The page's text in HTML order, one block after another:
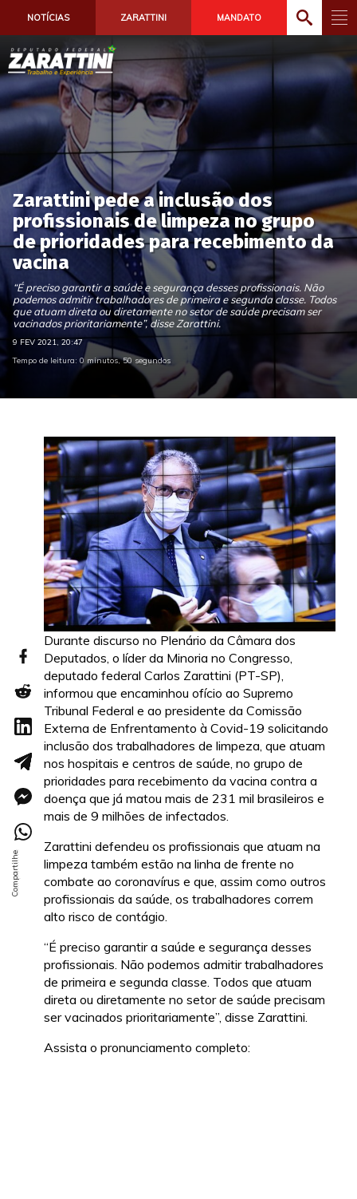
NOTÍCIAS ZARATTINI MANDATO
Zarattini pede a inclusão dos
profissionais de limpeza no grupo
de prioridades para recebimento da
vacina
“É preciso garantir a saúde e segurança desses profissionais. Não
podemos admitir trabalhadores de primeira e segunda classe. Todos
que atuam direta ou diretamente no setor de saúde precisam ser
vacinados prioritariamente”, disse Zarattini.
9 FEV 2021, 20:47
Tempo de leitura: 0 minutos, 50 segundos
Durante discurso no Plenário da Câmara dos
Deputados, o líder da Minoria no Congresso,
deputado federal Carlos Zarattini (PT-SP),
informou que encaminhou ofício ao Supremo
Tribunal Federal e ao presidente da Comissão
Externa de Enfrentamento à Covid-19 solicitando
inclusão dos trabalhadores de limpeza, que atuam
nos hospitais e centros de saúde, no grupo de
prioridades para recebimento da vacina contra a
doença que já matou mais de 231 mil brasileiros e
mais de 9 milhões de infectados.
Zarattini defendeu os profissionais que atuam na
limpeza também estão na linha de frente no
combate ao coronavírus e que, assim como outros
profissionais da saúde, os trabalhadores correm
alto risco de contágio.
“É preciso garantir a saúde e segurança desses
profissionais. Não podemos admitir trabalhadores
de primeira e segunda classe. Todos que atuam
direta ou diretamente no setor de saúde precisam
ser vacinados prioritariamente”, disse Zarattini.
Assista o pronunciamento completo: